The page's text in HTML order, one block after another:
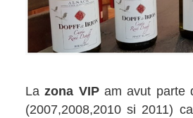
La zona VIPam avut parte
(2007,2008,2010 si 2011)